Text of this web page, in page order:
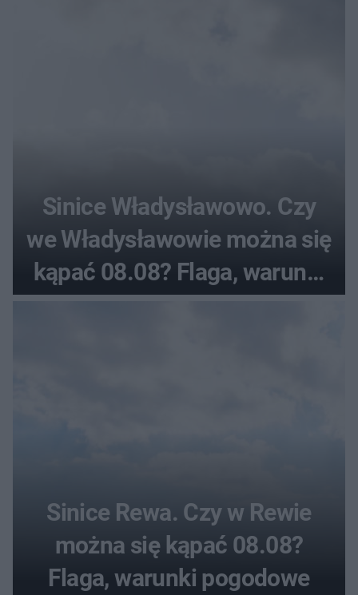
Sinice Władysławowo. Czy
we Władysławowie można się
kąpać 08.08? Flaga, warunki
pogodowe
Sinice Rewa. Czy w Rewie
można się kąpać 08.08?
Flaga, warunki pogodowe